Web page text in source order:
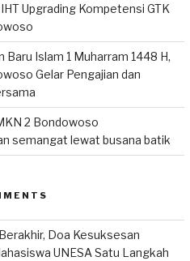
Upgrading Kompetensi GTK
Baru Islam 1 Muharram 1448 H,
Gelar Pengajian dan
2 Bondowoso
semangat lewat busana batik
Doa Kesuksesan
UNESA Satu Langkah